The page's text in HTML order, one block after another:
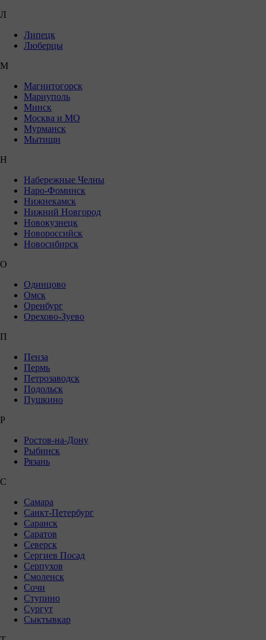
Л
Липецк
Люберцы
М
Магнитогорск
Мариуполь
Минск
Москва и МО
Мурманск
Мытищи
Н
Набережные Челны
Наро-Фоминск
Нижнекамск
Нижний Новгород
Новокузнецк
Новороссийск
Новосибирск
О
Одинцово
Омск
Оренбург
Орехово-Зуево
П
Пенза
Пермь
Петрозаводск
Подольск
Пушкино
Р
Ростов-на-Дону
Рыбинск
Рязань
С
Самара
Санкт-Петербург
Саранск
Саратов
Северск
Сергиев Посад
Серпухов
Смоленск
Сочи
Ступино
Сургут
Сыктывкар